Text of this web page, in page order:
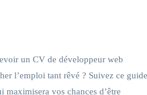
un CV de développeur web
l’emploi tant rêvé ? Suivez ce guide
vos chances d’être